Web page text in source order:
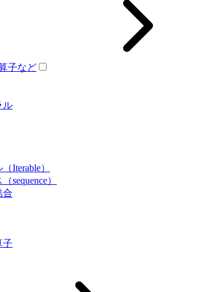
子など
ル
Iterable）
sequence）
合
子